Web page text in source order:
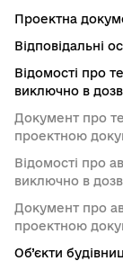
Проектна
Відповідальні
Відомості про
виключно в
Документ про
проектною
Відомості про
виключно в
Документ про
проектною
Об’єкти